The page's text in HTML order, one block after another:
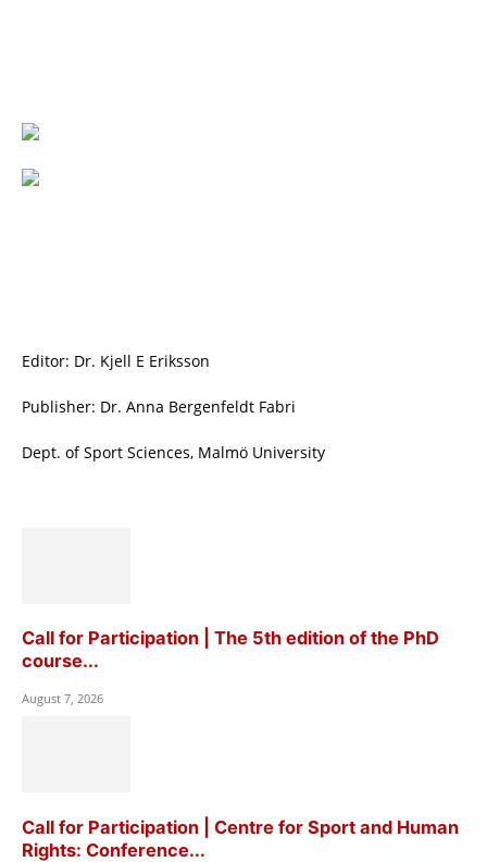
Editor: Dr. Kjell E Eriksson
Publisher: Dr. Anna Bergenfeldt Fabri
Dept. of Sport Sciences, Malmö University
Call for Participation | The 5th edition of the PhD
course...
August 7, 2026
Call for Participation | Centre for Sport and Human
Rights: Conference...